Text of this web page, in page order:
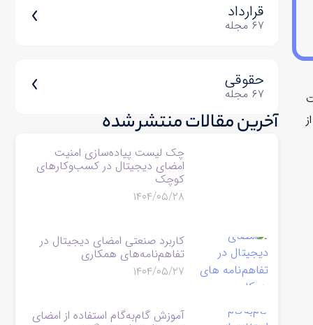
قرارداد
۶۷ مجله
حقوقی
۶۷ مجله
آخرین مقالات منتشر شده
چک لیست پیاده‌سازی امنیت
امضای دیجیتال در کسب‌وکارهای
کوچک
۱۴۰۴/۰۵/۲۸
کاربرد صنعتی امضای دیجیتال در
تفاهم‌نامه‌های همکاری
۱۴۰۴/۰۵/۲۷
آموزش گام‌به‌گام استفاده از امضای